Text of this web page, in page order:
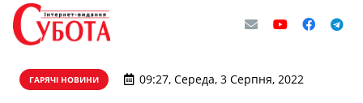
ГАРЯЧІ НОВИНИ 09:27, Середа, 3 Серпня, 2022